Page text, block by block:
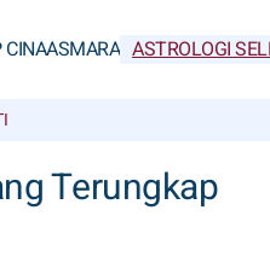
CINAASMARA ASTROLOGI
Terungkap